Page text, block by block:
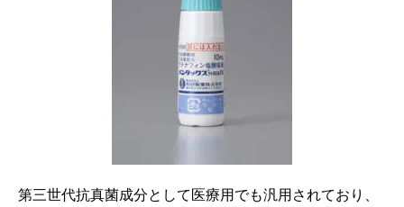
第三世代抗真菌成分として医療用でも汎用されており、